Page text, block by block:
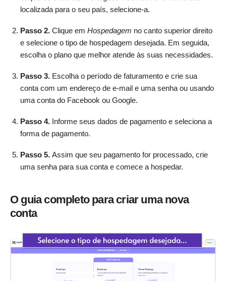
localizada para o seu país, selecione-a.
Passo 2. Clique em Hospedagem no canto superior direito
e selecione o tipo de hospedagem desejada. Em seguida,
escolha o plano que melhor atende às suas necessidades.
Passo 3. Escolha o período de faturamento e crie sua
conta com um endereço de e-mail e uma senha ou usando
uma conta do Facebook ou Google.
Passo 4. Informe seus dados de pagamento e seleciona a
forma de pagamento.
Passo 5. Assim que seu pagamento for processado, crie
uma senha para sua conta e comece a hospedar.
O guia completo para criar uma nova
conta